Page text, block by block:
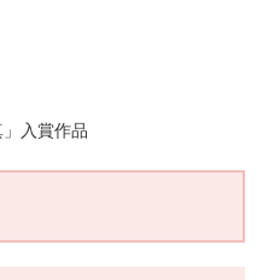
入賞作品